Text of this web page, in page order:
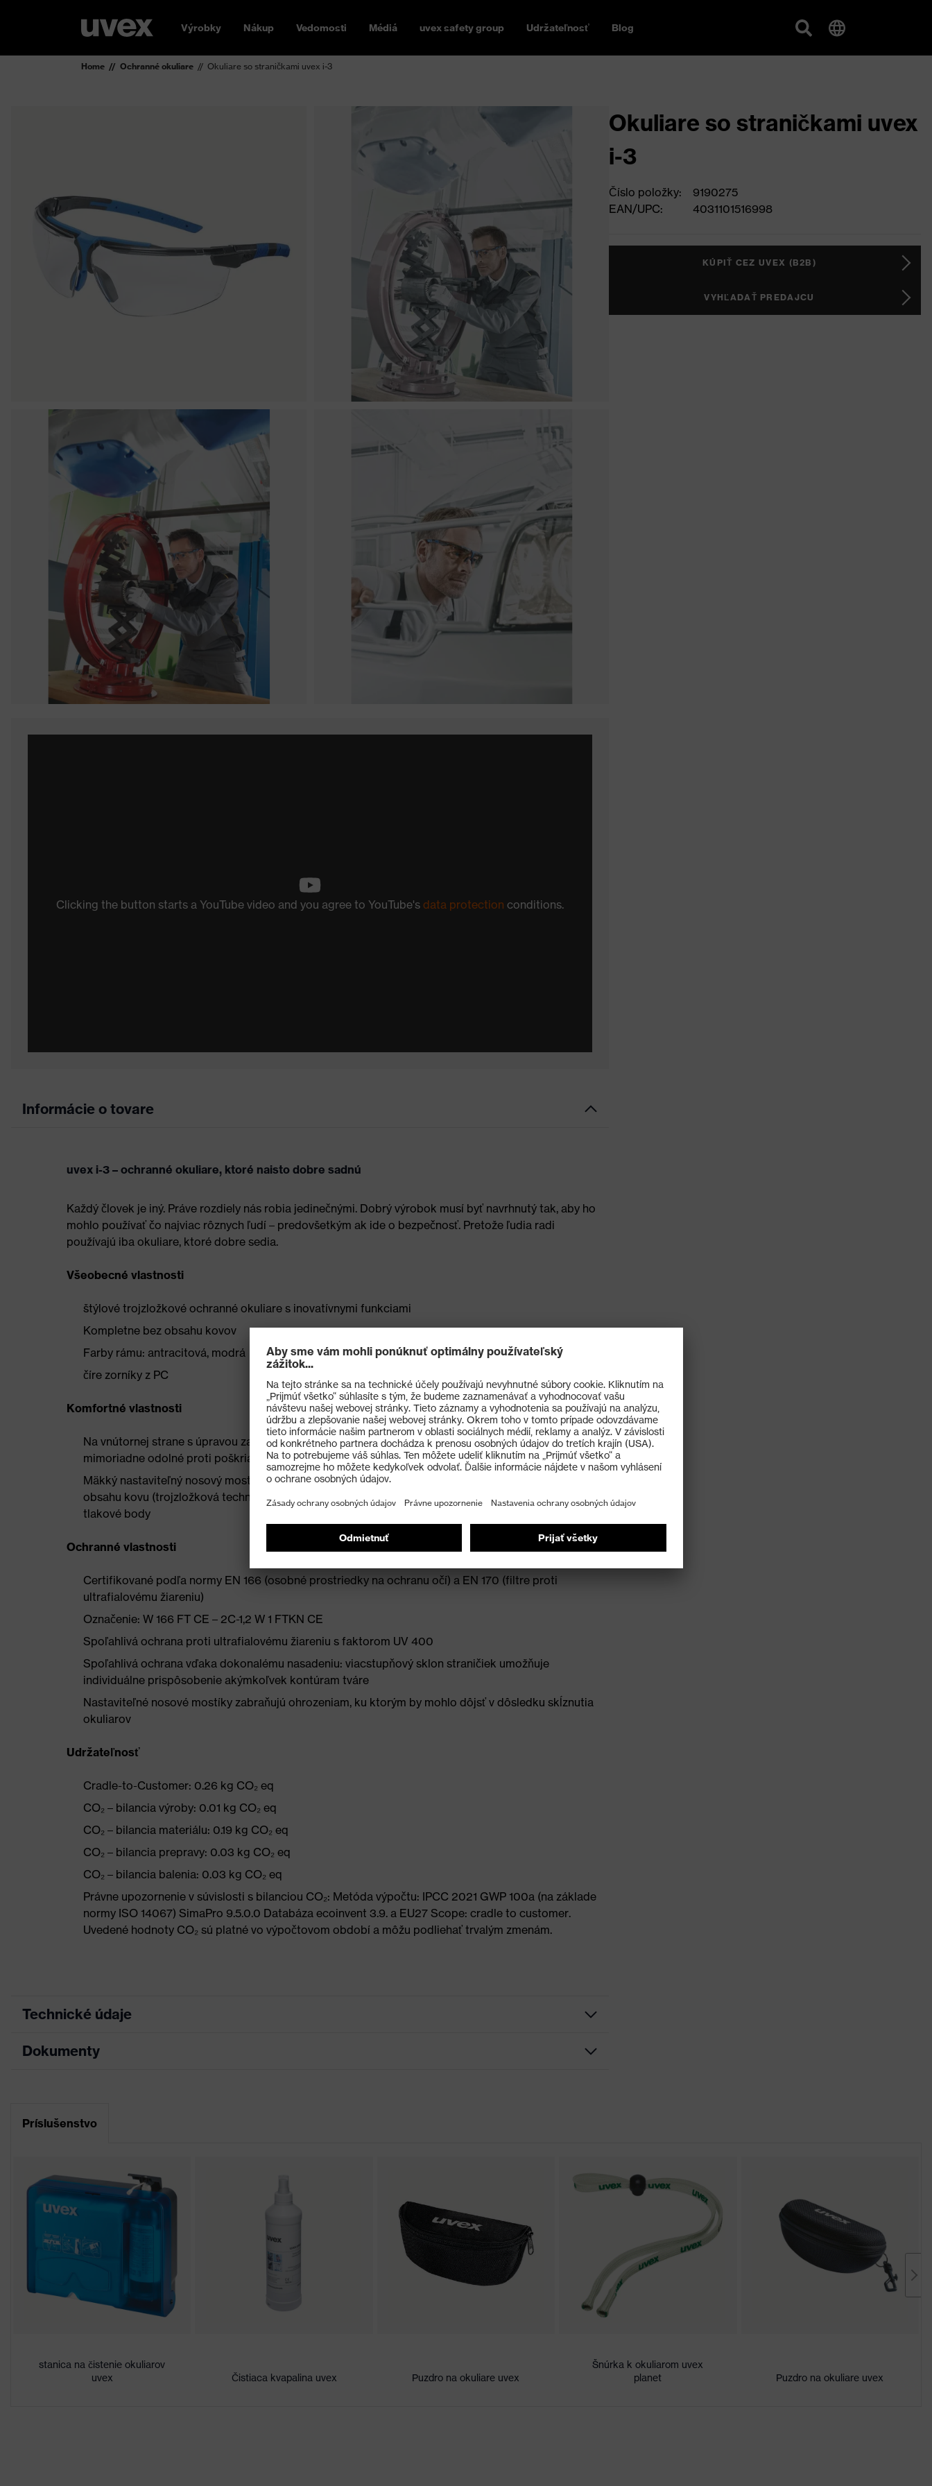
Výrobky Nákup Vedomosti Médiá uvex safety group Udržateľnosť Blog
Home Ochranné okuliare Okuliare so straničkami uvex i-3
Clicking the button starts a YouTube video and you agree to YouTube's data protection conditions.
Informácie o tovare
uvex i-3 – ochranné okuliare, ktoré naisto dobre sadnú
Každý človek je iný. Práve rozdiely nás robia jedinečnými. Dobrý výrobok musí byť navrhnutý tak, aby ho
mohlo používať čo najviac rôznych ľudí – predovšetkým ak ide o bezpečnosť. Pretože ľudia radi
používajú iba okuliare, ktoré dobre sedia.
Všeobecné vlastnosti
štýlové trojzložkové ochranné okuliare s inovatívnymi funkciami
Kompletne bez obsahu kovov
Farby rámu: antracitová, modrá
číre zorníky z PC
Komfortné vlastnosti
Na vnútornej strane s úpravou zabraňujúcou roseniu po dobu minimálne 16 sekúnd, zvonku
mimoriadne odolné proti poškriabaniu a chemikáliám (uvex supravision excellence)
Mäkký nastaviteľný nosový mostík, mäkké protišmykové konce ramienok a záves straničiek bez
obsahu kovu (trojzložková technológia) zaisťujú vysokú mieru pohodlia pri nosení a eliminujú
tlakové body
Ochranné vlastnosti
Certifikované podľa normy EN 166 (osobné prostriedky na ochranu očí) a EN 170 (filtre proti
ultrafialovému žiareniu)
Označenie: W 166 FT CE – 2C-1,2 W 1 FTKN CE
Spoľahlivá ochrana proti ultrafialovému žiareniu s faktorom UV 400
Spoľahlivá ochrana vďaka dokonalému nasadeniu: viacstupňový sklon straničiek umožňuje
individuálne prispôsobenie akýmkoľvek kontúram tváre
Nastaviteľné nosové mostíky zabraňujú ohrozeniam, ku ktorým by mohlo dôjsť v dôsledku skĺznutia
okuliarov
Udržateľnosť
Cradle-to-Customer: 0.26 kg CO₂ eq
CO₂ – bilancia výroby: 0.01 kg CO₂ eq
CO₂ – bilancia materiálu: 0.19 kg CO₂ eq
CO₂ – bilancia prepravy: 0.03 kg CO₂ eq
CO₂ – bilancia balenia: 0.03 kg CO₂ eq
Právne upozornenie v súvislosti s bilanciou CO₂: Metóda výpočtu: IPCC 2021 GWP 100a (na základe
normy ISO 14067) SimaPro 9.5.0.0 Databáza ecoinvent 3.9. a EU27 Scope: cradle to customer.
Uvedené hodnoty CO₂ sú platné vo výpočtovom období a môžu podliehať trvalým zmenám.
Technické údaje
Marketingová
farba
oblasti nosa
ŠPECIÁLNA ZMIENKA v rámci ocenenia German Design Award 2013, Výrobok roka 2012 v
uvex supravision excellence
Označenie
Vlastnosti
povrchovej
Vonkajšia extrémna odolnosť proti poškriabaniu, S úpravou proti zahmlievaniu na vnútornej
Dokumenty
Okuliare so straničkami uvex
i-3
Číslo položky:
9190275
EAN/UPC:
4031101516998
KÚPIŤ CEZ UVEX (B2B)
VYHĽADAŤ PREDAJCU
Príslušenstvo
stanica na čistenie okuliarov
uvex
Čistiaca kvapalina uvex Puzdro na okuliare uvex
Šnúrka k okuliarom uvex
planet
Puzdro na okuliare uvex